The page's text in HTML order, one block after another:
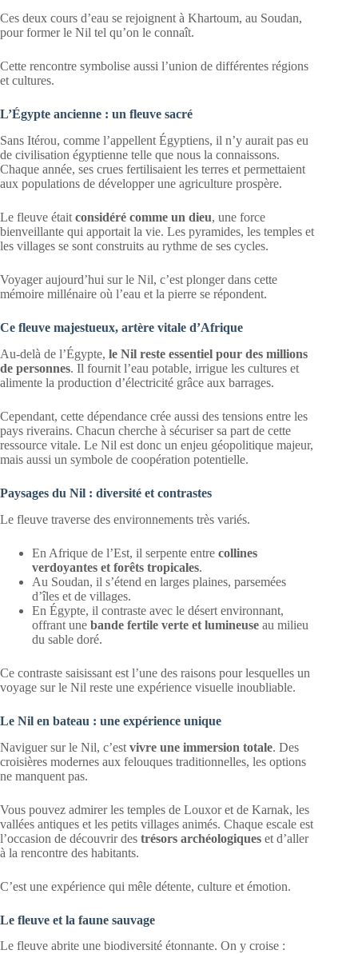
Ces deux cours d’eau se rejoignent à Khartoum, au Soudan,
pour former le Nil tel qu’on le connaît.
Cette rencontre symbolise aussi l’union de différentes régions
et cultures.
L’Égypte ancienne : un fleuve sacré
Sans Itérou, comme l’appellent Égyptiens, il n’y aurait pas eu
de civilisation égyptienne telle que nous la connaissons.
Chaque année, ses crues fertilisaient les terres et permettaient
aux populations de développer une agriculture prospère.
Le fleuve était considéré comme un dieu, une force
bienveillante qui apportait la vie. Les pyramides, les temples et
les villages se sont construits au rythme de ses cycles.
Voyager aujourd’hui sur le Nil, c’est plonger dans cette
mémoire millénaire où l’eau et la pierre se répondent.
Ce fleuve majestueux, artère vitale d’Afrique
Au-delà de l’Égypte, le Nil reste essentiel pour des millions
de personnes. Il fournit l’eau potable, irrigue les cultures et
alimente la production d’électricité grâce aux barrages.
Cependant, cette dépendance crée aussi des tensions entre les
pays riverains. Chacun cherche à sécuriser sa part de cette
ressource vitale. Le Nil est donc un enjeu géopolitique majeur,
mais aussi un symbole de coopération potentielle.
Paysages du Nil : diversité et contrastes
Le fleuve traverse des environnements très variés.
En Afrique de l’Est, il serpente entre collines
verdoyantes et forêts tropicales.
Au Soudan, il s’étend en larges plaines, parsemées
d’îles et de villages.
En Égypte, il contraste avec le désert environnant,
offrant une bande fertile verte et lumineuse au milieu
du sable doré.
Ce contraste saisissant est l’une des raisons pour lesquelles un
voyage sur le Nil reste une expérience visuelle inoubliable.
Le Nil en bateau : une expérience unique
Naviguer sur le Nil, c’est vivre une immersion totale. Des
croisières modernes aux felouques traditionnelles, les options
ne manquent pas.
Vous pouvez admirer les temples de Louxor et de Karnak, les
vallées antiques et les petits villages animés. Chaque escale est
l’occasion de découvrir des trésors archéologiques et d’aller
à la rencontre des habitants.
C’est une expérience qui mêle détente, culture et émotion.
Le fleuve et la faune sauvage
Le fleuve abrite une biodiversité étonnante. On y croise :